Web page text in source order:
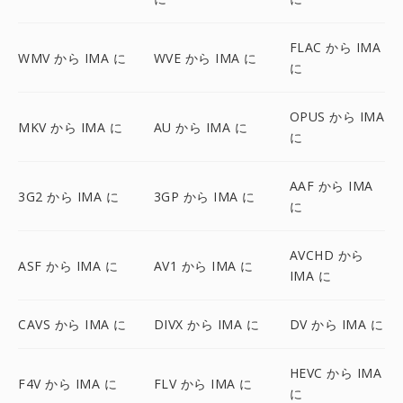
WMV から IMA に WVE から IMA に
FLAC から IMA
に
MKV から IMA に AU から IMA に
OPUS から IMA
に
3G2 から IMA に 3GP から IMA に
AAF から IMA
に
ASF から IMA に AV1 から IMA に
AVCHD から
IMA に
CAVS から IMA に DIVX から IMA に DV から IMA に
F4V から IMA に FLV から IMA に
HEVC から IMA
に